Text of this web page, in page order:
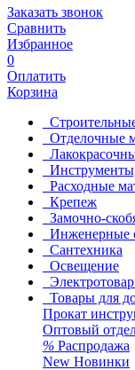
Заказать звонок
Сравнить
Избранное
0
Оплатить
Корзина
Отделочные
Расходные
Крепеж
Замочно-
Инженерные
Сантехника
Освещение
Товары для
Прокат
Оптовый
% Распродажа
New Новинки